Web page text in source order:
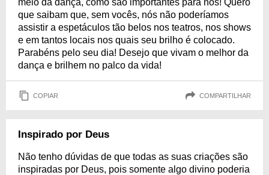
meio da dança, como são importantes para nós! Quero
que saibam que, sem vocês, nós não poderíamos
assistir a espetáculos tão belos nos teatros, nos shows
e em tantos locais nos quais seu brilho é colocado.
Parabéns pelo seu dia! Desejo que vivam o melhor da
dança e brilhem no palco da vida!
COPIAR COMPARTILHAR
Inspirado por Deus
Não tenho dúvidas de que todas as suas criações são
inspiradas por Deus, pois somente algo divino poderia